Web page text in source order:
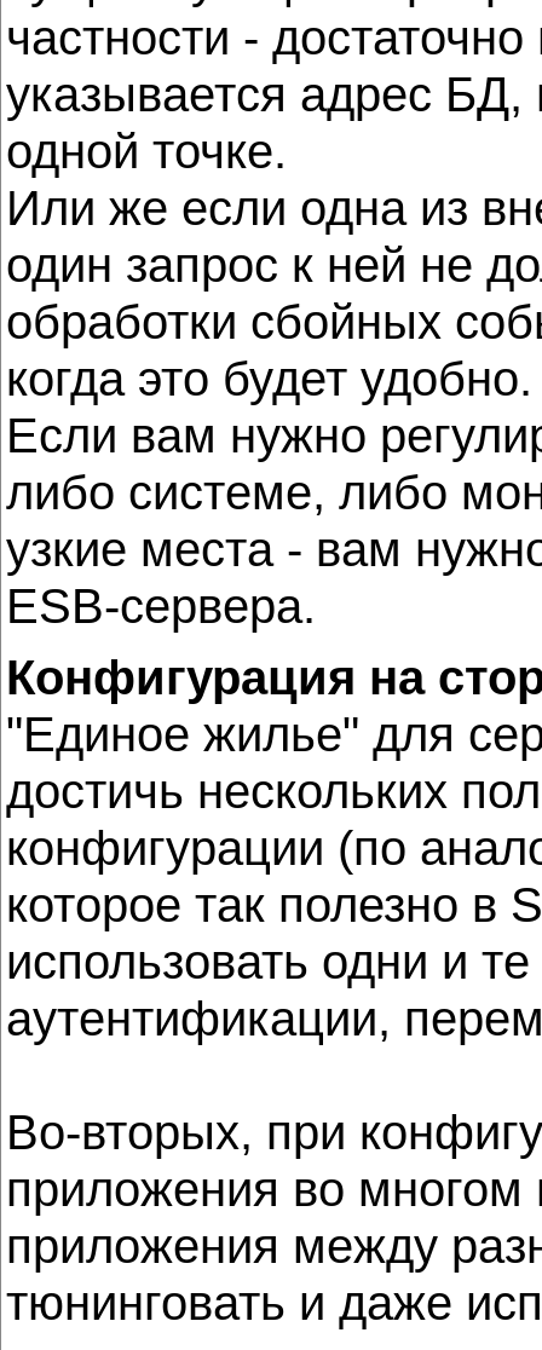
частности -
указывается адрес БД,
одной точке.
Или же если одна из
один запрос к ней не
обработки сбойных
когда это будет удобно.
Если вам нужно
либо системе, либо
узкие места - вам
ESB-сервера.
Конфигурация на
"Единое жилье" для
достичь нескольких
конфигурации (по
которое так полезно в
использовать одни и
аутентификации,
Во-вторых, при
приложения во многом
приложения между
тюнинговать и даже